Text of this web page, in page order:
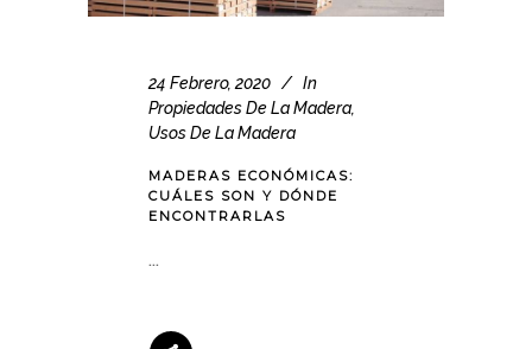
24 Febrero, 2020
In
Propiedades De La Madera,
Usos De La Madera
MADERAS ECONÓMICAS:
CUÁLES SON Y DÓNDE
ENCONTRARLAS
...